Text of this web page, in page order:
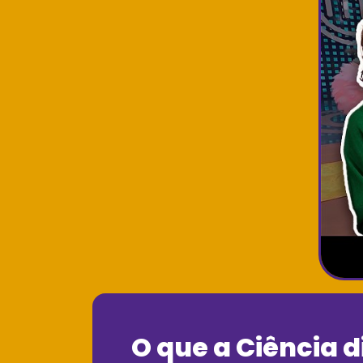
O que a Ciência